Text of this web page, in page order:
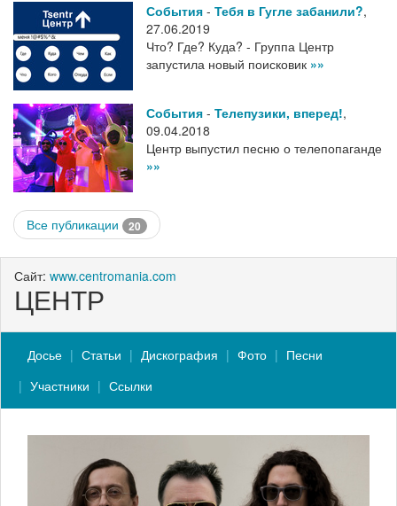
События - Тебя в Гугле забанили?,
27.06.2019
Что? Где? Куда? - Группа Центр
запустила новый поисковик »»
События - Телепузики, вперед!,
09.04.2018
Центр выпустил песню о телепопаганде
»»
Все публикации 20
Сайт: www.centromania.com
ЦЕНТР
Досье Статьи Дискография Фото
Песни
Участники
Ссылки